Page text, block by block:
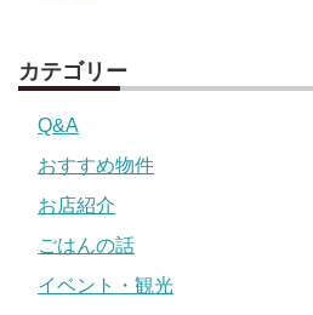
カテゴリー
Q&A
おすすめ物件
お店紹介
ごはんの話
イベント・観光